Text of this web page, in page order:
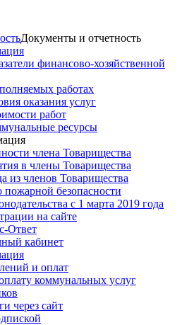
Документы и отчетность
финансово-хозяйственной
работах
оказания услуг
работ
ресурсы
члена Товарищества
в члены Товарищества
из членов Товарищества
безопасности
с 1 марта 2019 года
на сайте
Ответ
кабинет
и оплат
коммунальных услуг
через сайт